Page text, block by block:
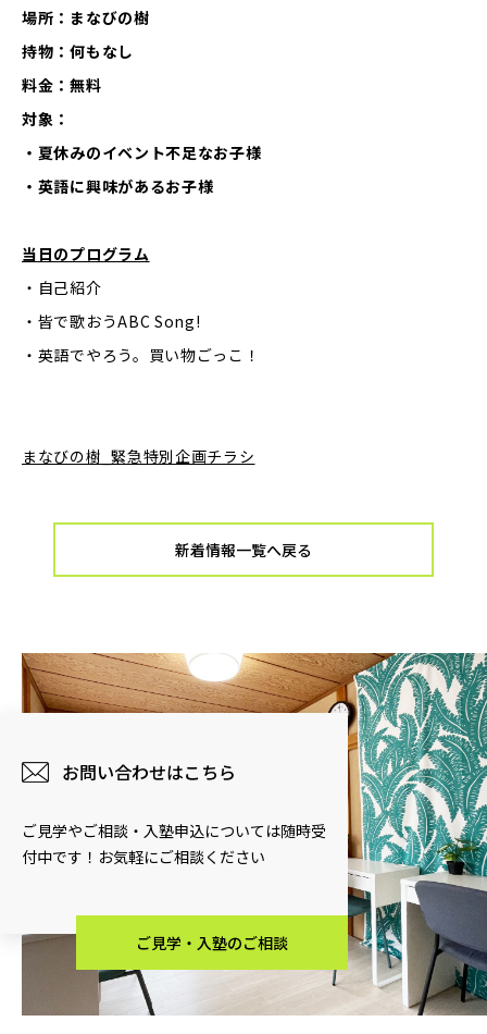
場所：まなびの樹
持物：何もなし
料金：無料
対象：
・夏休みのイベント不足なお子様
・英語に興味があるお子様
当日のプログラム
・自己紹介
・皆で歌おうABC Song!
・英語でやろう。買い物ごっこ！
まなびの樹_緊急特別企画チラシ
新着情報一覧へ戻る
お問い合わせはこちら
ご見学やご相談・入塾申込については随時受
付中です！お気軽にご相談ください
ご見学・入塾のご相談